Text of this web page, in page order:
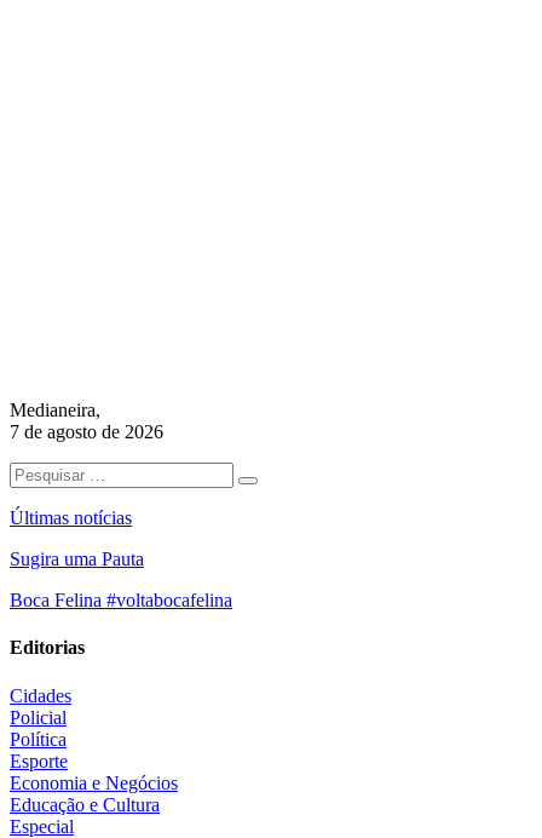
Medianeira,
7 de agosto de 2026
Últimas notícias
Sugira uma Pauta
Boca Felina #voltabocafelina
Editorias
Cidades
Policial
Política
Esporte
Economia e Negócios
Educação e Cultura
Especial